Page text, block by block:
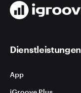
Dienstleistungen
App